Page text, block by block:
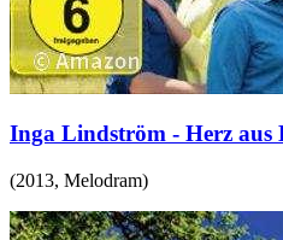
Inga Lindström - Herz aus
(2013, Melodram)